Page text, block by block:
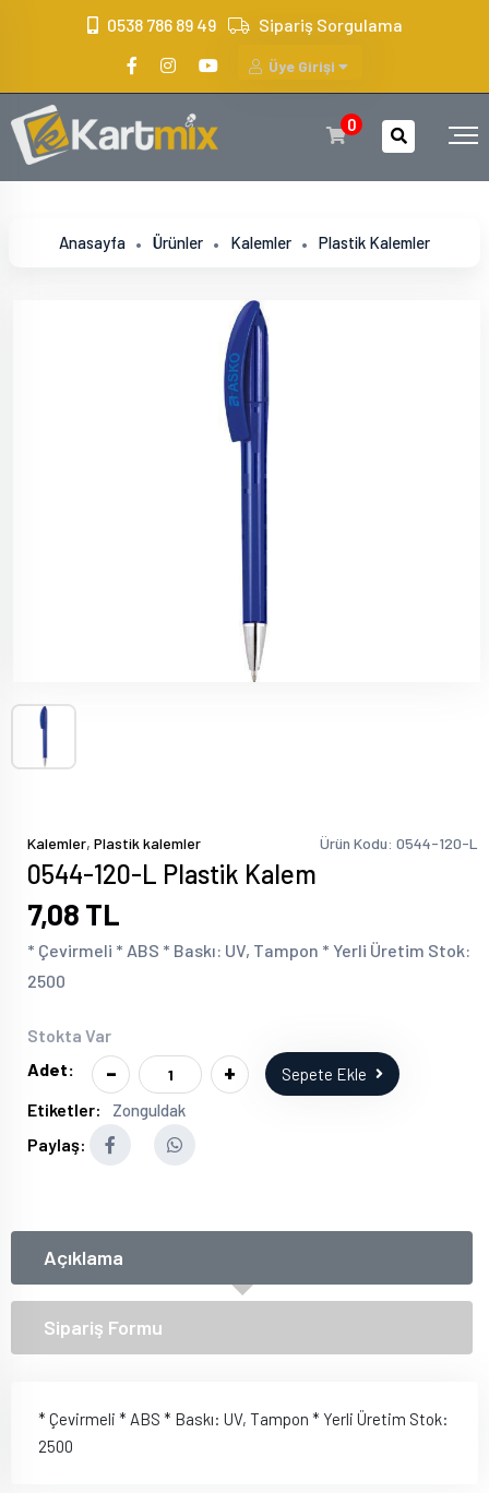
0538 786 89 49 Sipariş Sorgulama
Üye Girişi
0
Anasayfa Ürünler Kalemler Plastik Kalemler
Kalemler, Plastik kalemler Ürün Kodu: 0544-120-L
0544-120-L Plastik Kalem
7,08 TL
* Çevirmeli * ABS * Baskı: UV, Tampon * Yerli Üretim Stok:
2500
Stokta Var
Adet:
- + Sepete Ekle
Etiketler: Zonguldak
Paylaş:
Açıklama
Sipariş Formu
* Çevirmeli * ABS * Baskı: UV, Tampon * Yerli Üretim Stok:
2500